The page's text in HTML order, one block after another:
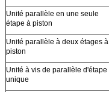
Unité parallèle en une seule
étape à piston
Unité parallèle à deux étages à
piston
Unité à vis de parallèle d'étape
unique